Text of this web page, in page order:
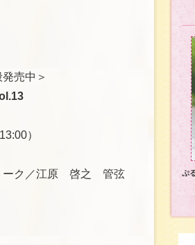
売中＞
）
ーク／江原 啓之 管弦
ぷ